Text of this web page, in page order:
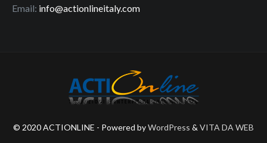
Email: info@actionlineitaly.com
© 2020 ACTIONLINE - Powered byWordPress & VITA DA WEB